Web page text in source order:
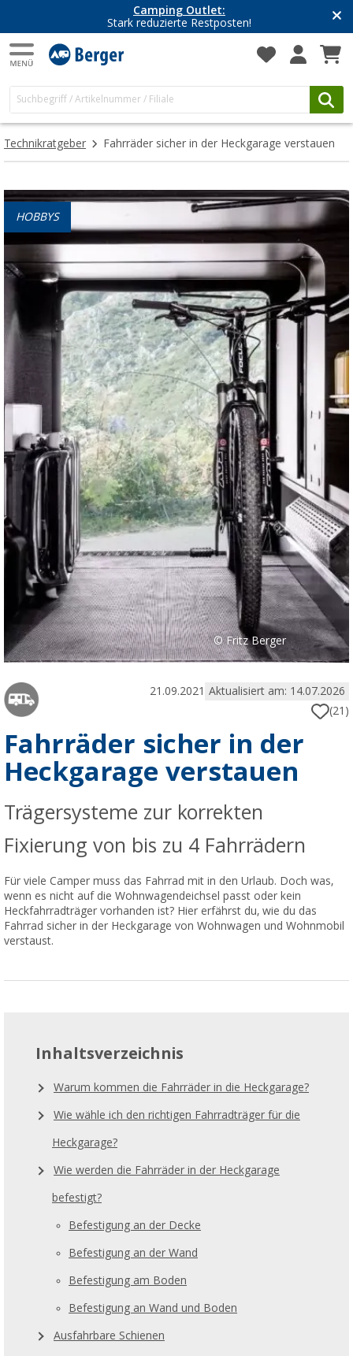
Camping Outlet:
Stark reduzierte Restposten!
Technikratgeber Fahrräder sicher in der Heckgarage verstauen
HOBBYS
© Fritz Berger
21.09.2021 Aktualisiert am: 14.07.2026
(21)
Fahrräder sicher in der
Heckgarage verstauen
Trägersysteme zur korrekten
Fixierung von bis zu 4 Fahrrädern
Für viele Camper muss das Fahrrad mit in den Urlaub. Doch was,
wenn es nicht auf die Wohnwagendeichsel passt oder kein
Heckfahrradträger vorhanden ist? Hier erfährst du, wie du das
Fahrrad sicher in der Heckgarage von Wohnwagen und Wohnmobil
verstaust.
Inhaltsverzeichnis
Warum kommen die Fahrräder in die Heckgarage?
Wie wähle ich den richtigen Fahrradträger für die
Heckgarage?
Wie werden die Fahrräder in der Heckgarage
befestigt?
Befestigung an der Decke
Befestigung an der Wand
Befestigung am Boden
Befestigung an Wand und Boden
Ausfahrbare Schienen